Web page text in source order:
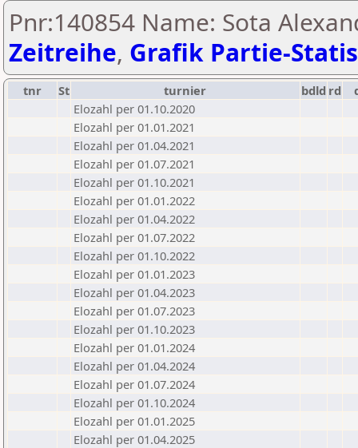
Pnr:140854 Name: Sota
Zeitreihe, Grafik Partie-
tnr St turnier bdld rd
Elozahl per 01.10.2020
Elozahl per 01.01.2021
Elozahl per 01.04.2021
Elozahl per 01.07.2021
Elozahl per 01.10.2021
Elozahl per 01.01.2022
Elozahl per 01.04.2022
Elozahl per 01.07.2022
Elozahl per 01.10.2022
Elozahl per 01.01.2023
Elozahl per 01.04.2023
Elozahl per 01.07.2023
Elozahl per 01.10.2023
Elozahl per 01.01.2024
Elozahl per 01.04.2024
Elozahl per 01.07.2024
Elozahl per 01.10.2024
Elozahl per 01.01.2025
Elozahl per 01.04.2025